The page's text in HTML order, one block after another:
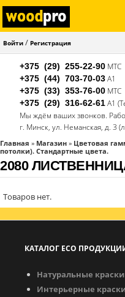
Войти / Регистрация
+375 (29) 255-22-90 МТС
+375 (44) 703-70-03А1
+375 (33) 353-76-00 МТС
+375 (29) 316-62-61А1
Мы ждём ваших звонков.
г. Минск, ул. Неманская, д. 3
ВЫ
ЗДЕСЬ
Главная » Магазин » Цветовая
потолки). Стандартные цвета.
2080
Товаров нет.
КАТАЛОГ ECO
Натуральные
Интерьерные